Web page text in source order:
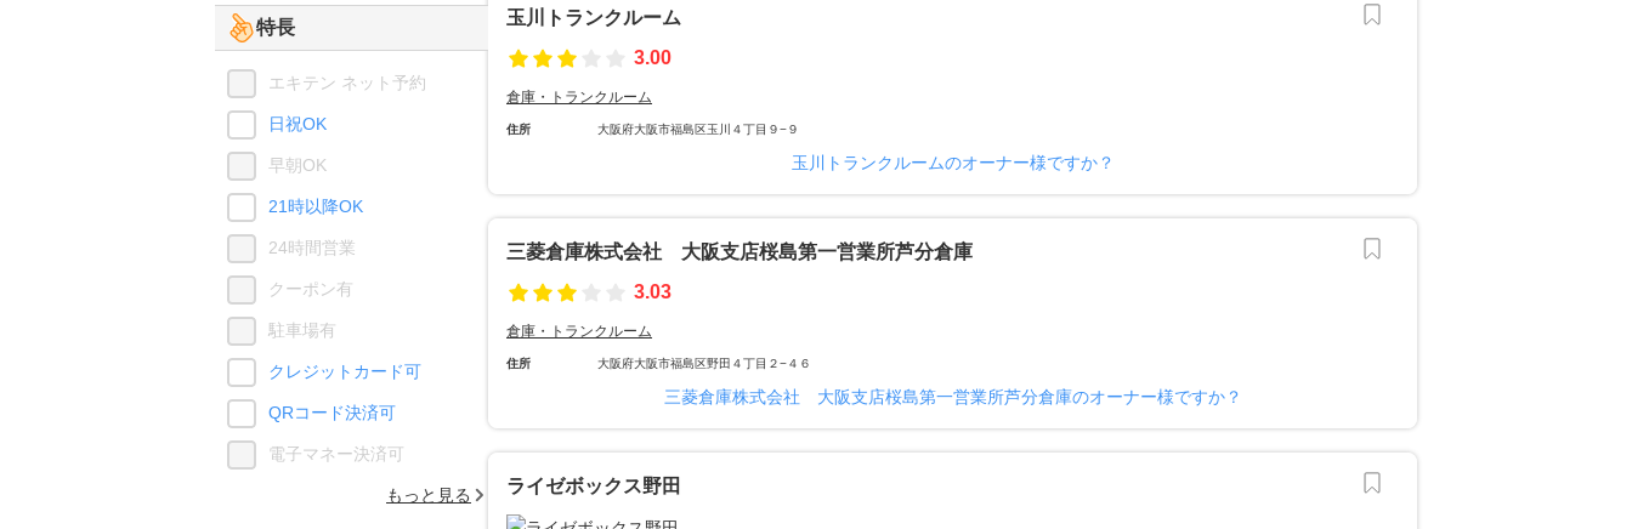
玉川トランクルーム
3.00
倉庫・トランクルーム
住所 大阪府大阪市福島区玉川４丁目９−９
玉川トランクルームのオーナー様ですか？
三菱倉庫株式会社 大阪支店桜島第一営業所芦分倉庫
3.03
倉庫・トランクルーム
住所 大阪府大阪市福島区野田４丁目２−４６
三菱倉庫株式会社 大阪支店桜島第一営業所芦分倉庫のオーナー様ですか？
ライゼボックス野田
特長
エキテン ネット予約
日祝OK
早朝OK
21時以降OK
24時間営業
クーポン有
駐車場有
クレジットカード可
QRコード決済可
電子マネー決済可
もっと見る